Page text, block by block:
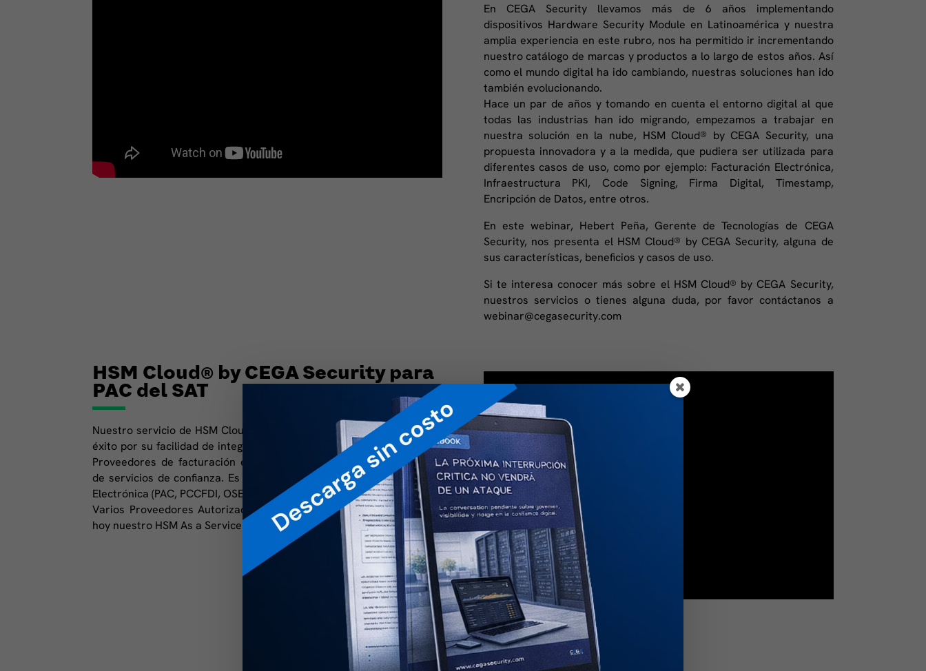
En CEGA Security llevamos más de 6 años implementando
dispositivos Hardware Security Module en Latinoamérica y nuestra
amplia experiencia en este rubro, nos ha permitido ir incrementando
nuestro catálogo de marcas y productos a lo largo de estos años. Así
como el mundo digital ha ido cambiando, nuestras soluciones han ido
también evolucionando.
Hace un par de años y tomando en cuenta el entorno digital al que
todas las industrias han ido migrando, empezamos a trabajar en
nuestra solución en la nube, HSM Cloud® by CEGA Security, una
propuesta innovadora y a la medida, que pudiera ser utilizada para
diferentes casos de uso, como por ejemplo: Facturación Electrónica,
Infraestructura PKI, Code Signing, Firma Digital, Timestamp,
Encripción de Datos, entre otros.
En este webinar, Hebert Peña, Gerente de Tecnologías de CEGA
Security, nos presenta el HSM Cloud® by CEGA Security, alguna de
sus características, beneficios y casos de uso.
Si te interesa conocer más sobre el HSM Cloud® by CEGA Security,
nuestros servicios o tienes alguna duda, por favor contáctanos a
webinar@cegasecurity.com
HSM Cloud® by CEGA Security para
PAC del SAT
Nuestro servicio de HSM Cloud® by CEGA Security ha tenido un gran
éxito por su facilidad de integración, confiabilidad y rendimiento para
Proveedores de facturación electrónica, firma digital y prestadores
de servicios de confianza. Es ideal para Proveedores de Facturación
Electrónica (PAC, PCCFDI, OSE).
Varios Proveedores Autorizados de Certificación en México, utilizan
hoy nuestro HSM As a Service.